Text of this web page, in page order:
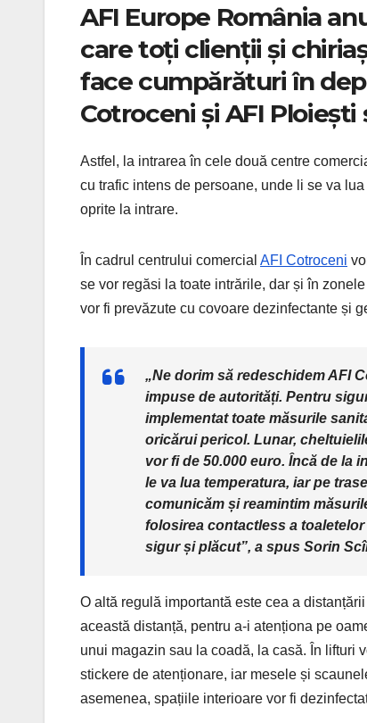
AFI Europe România
care toți clienții și
face cumpărături în
Cotroceni și AFI
Astfel, la intrarea în cele două centre
cu trafic intens de persoane, unde li se va
oprite la intrare.
În cadrul centrului comercial AFI Cotroceni
se vor regăsi la toate intrările, dar și în
vor fi prevăzute cu covoare dezinfectante și
„Ne dorim să redeschidem AFI
impuse de autorități. Pentru
implementat toate măsurile
oricărui pericol. Lunar,
vor fi de 50.000 euro. Încă de la
le va lua temperatura, iar pe
comunicăm și reamintim
folosirea contactless a
sigur și plăcut”, a spus Sorin
O altă regulă importantă este cea a
această distanță, pentru a-i atenționa pe
unui magazin sau la coadă, la casă. În lifturi
stickere de atenționare, iar mesele și
asemenea, spațiile interioare vor fi